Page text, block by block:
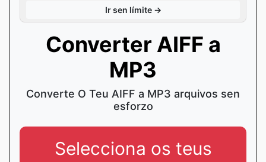
Ir sen límite →
Converter AIFF a
MP3
Converte O Teu AIFF a MP3 arquivos sen
esforzo
Selecciona os teus